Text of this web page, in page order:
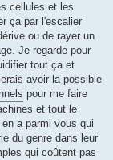
cellules et les
ça par l'escalier
ou de rayer un
Je regarde pour
tout ça et
avoir la possible
pour me faire
et tout le
a parmi vous qui
du genre dans leur
qui coûtent pas